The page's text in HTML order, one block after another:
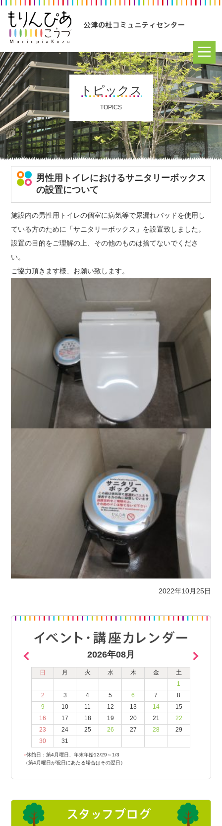
トピックス
TOPICS
男性用トイレにおけるサニタリーボックス
の設置について
施設内の男性用トイレの個室に病気等で尿漏れバッドを使用し
ている方のために「サニタリーボックス」を設置致しました。
設置の目的をご理解の上、その他のものは捨てないでくださ
い。
ご協力頂きます様、お願い致します。
2022年10月25日
2026年08月
日 月 火 水 木 金
土
1
2
3 4 5 6 7
8
9
10 11 12 13 14
15
16
17 18 19 20 21
22
23
24 25 26 27 28
29
30
31
●休館日：第4月曜日、年末年始12/29～1/3
（第4月曜日が祝日にあたる場合はその翌日）